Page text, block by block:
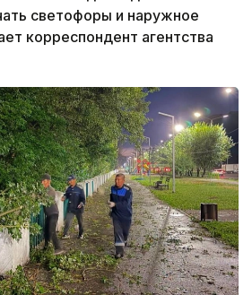
светофоры и наружное
корреспондент агентства